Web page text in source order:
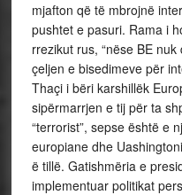
mjafton që të mbrojnë
pushtet e pasuri. Rama i
rrezikut rus, “nëse BE
çeljen e bisedimeve për
Thaçi i bëri karshillëk
sipërmarrjen e tij për ta
“terrorist”, sepse është e
europiane dhe
ë tillë. Gatishmëria e
implementuar politikat